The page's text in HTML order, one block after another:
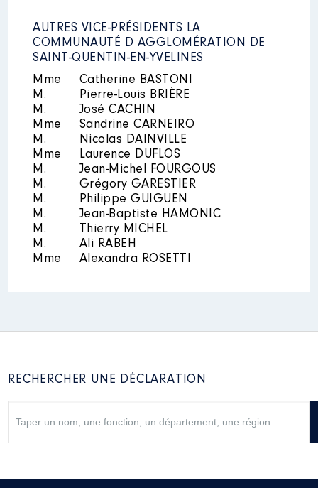
AUTRES VICE-PRÉSIDENTS LA
COMMUNAUTÉ D AGGLOMÉRATION DE
SAINT-QUENTIN-EN-YVELINES
Mme
Catherine BASTONI
M.
Pierre-Louis BRIÈRE
M.
José CACHIN
Mme
Sandrine CARNEIRO
M.
Nicolas DAINVILLE
Mme
Laurence DUFLOS
M.
Jean-Michel FOURGOUS
M.
Grégory GARESTIER
M.
Philippe GUIGUEN
M.
Jean-Baptiste HAMONIC
M.
Thierry MICHEL
M.
Ali RABEH
Mme
Alexandra ROSETTI
RECHERCHER UNE DÉCLARATION